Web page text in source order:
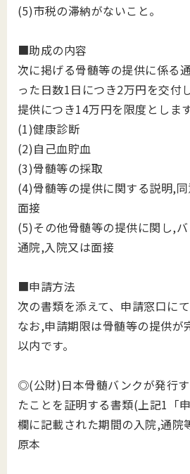
(5)市税の滞納がないこと。
■助成の内容
次に掲げる骨髄等の提供に係る
った日数1日につき2万円を交付
提供につき14万円を限度としま
(1)健康診断
(2)自己血貯血
(3)骨髄等の採取
(4)骨髄等の提供に関する説明,
面接
(5)その他骨髄等の提供に関し,
通院,入院又は面接
■申請方法
次の書類を添えて、申請窓口に
なお,申請期限は骨髄等の提供が
以内です。
◎(公財)日本骨髄バンクが発行
たことを証明する書類(上記1「
欄に記載された期間の入院,通院
原本